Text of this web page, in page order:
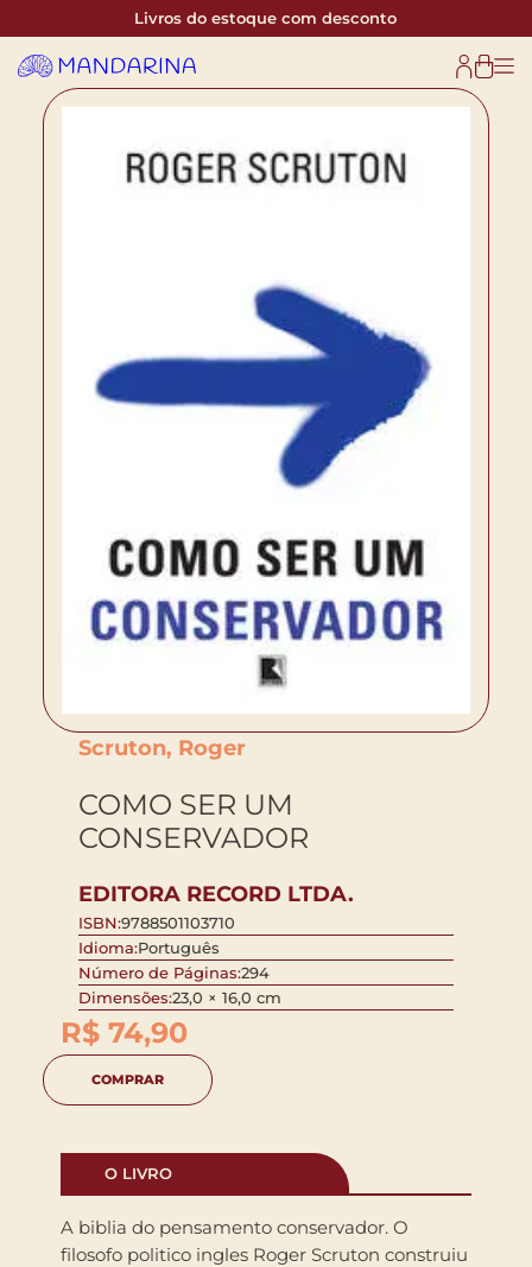
Livros do estoque com desconto
Scruton, Roger
COMO SER UM
CONSERVADOR
EDITORA RECORD LTDA.
ISBN:9788501103710
Idioma:Português
Número de Páginas:294
Dimensões:23,0 × 16,0 cm
R$ 74,90
COMPRAR
O LIVRO
A biblia do pensamento conservador. O
filosofo politico ingles Roger Scruton construiu